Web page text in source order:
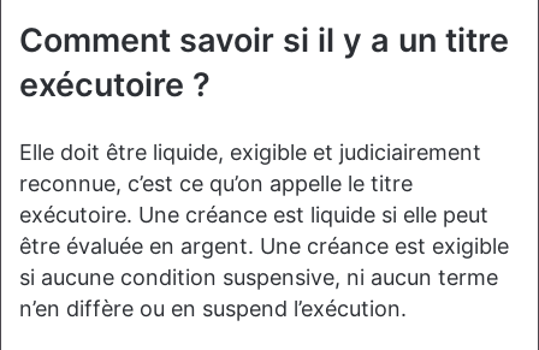
Comment savoir si il y a un titre
exécutoire ?
Elle doit être liquide, exigible et judiciairement
reconnue, c’est ce qu’on appelle le titre
exécutoire. Une créance est liquide si elle peut
être évaluée en argent. Une créance est exigible
si aucune condition suspensive, ni aucun terme
n’en diffère ou en suspend l’exécution.